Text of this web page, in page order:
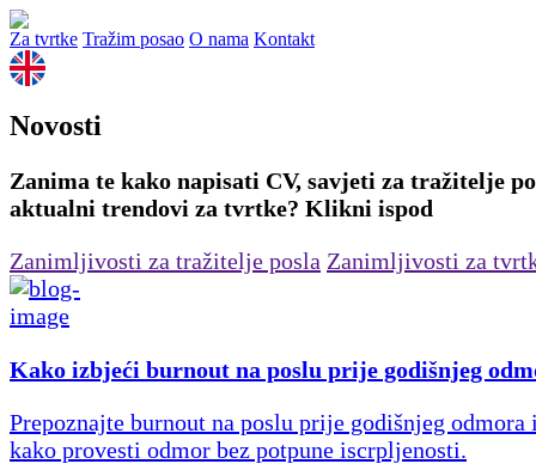
Za tvrtke Tražim posao O nama Kontakt
Novosti
Zanima te kako napisati CV, savjeti za tražitelje
aktualni trendovi za tvrtke? Klikni ispod
Zanimljivosti za tražitelje posla Zanimljivosti za
Kako izbjeći burnout na poslu prije godišnjeg
Prepoznajte burnout na poslu prije godišnjeg odmora
kako provesti odmor bez potpune iscrpljenosti.